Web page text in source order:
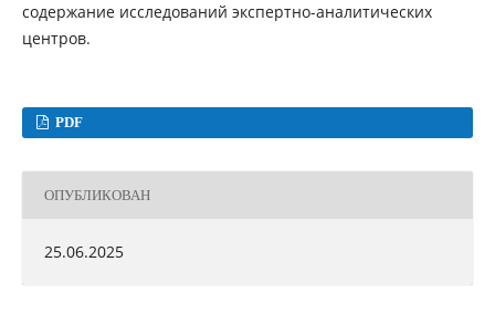
содержание исследований экспертно-аналитических
центров.
PDF
ОПУБЛИКОВАН
25.06.2025